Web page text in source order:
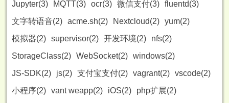
Jupyter(3)
MQTT(3) ocr(3) 微信支付(3) fluentd(3)
文字转语音(2) acme.sh(2) Nextcloud(2) yum(2)
模拟器(2) supervisor(2) 开发环境(2)
nfs(2)
StorageClass(2) WebSocket(2) windows(2)
JS-SDK(2)
js(2) 支付宝支付(2) vagrant(2) vscode(2)
小程序(2) vant weapp(2) iOS(2)
php扩展(2)